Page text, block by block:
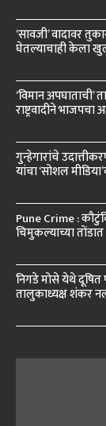
‘सावजी’ वादावर
घेतल्याचाही केला
‘विमान अपघाताची’
राष्ट्रवादीने
गुन्हेगारांचे
यांचा ‘सोशल
Pune Crime :
चिमुकल्याच्या
निगडे मोसे येथे दूषित
तालुकाध्यक्ष शंकर